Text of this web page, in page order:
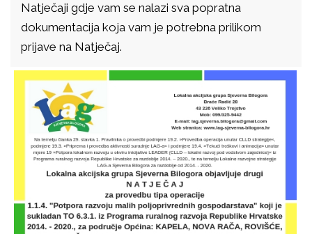
Natječaji gdje vam se nalazi sva popratna
dokumentacija koja vam je potrebna prilikom
prijave na Natječaj.